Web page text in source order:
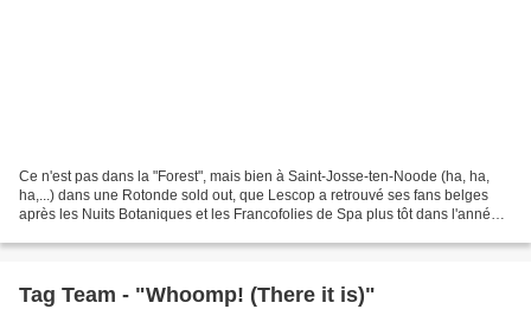
Ce n'est pas dans la "Forest", mais bien à Saint-Josse-ten-Noode (ha, ha,
ha,...) dans une Rotonde sold out, que Lescop a retrouvé ses fans belges
après les Nuits Botaniques et les Francofolies de Spa plus tôt dans l'année.
Tag Team - "Whoomp! (There it is)"